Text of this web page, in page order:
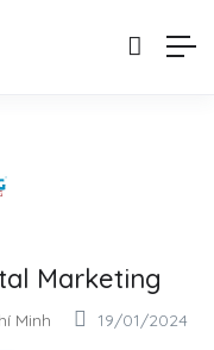
Marketing
Minh 19/01/2024